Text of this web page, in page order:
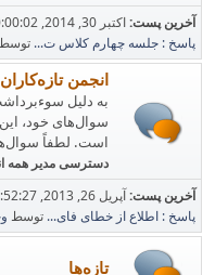
آخرین پست:اکتبر 30, 2014, 10:00:02 قبل از ظهر
پاسخ : جلسه چهارم کلاس ت...
انجمن تازه‌کاران
به دلیل
سوال‌های خود،
است. لطفاً
دسترسی مدیر همه
آخرین پست:آپریل 26, 2013, 11:52:27 قبل از ظهر
پاسخ : اطلاع از خطای فای... توسط
تازه‌ها